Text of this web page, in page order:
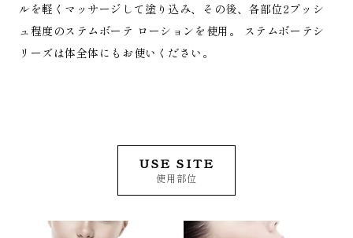
ルを軽くマッサージして塗り込み、その後、各部位2プッシ
ュ程度のステムボーテ ローションを使用。 ステムボーテシ
リーズは体全体にもお使いください。
USE SITE
使用部位